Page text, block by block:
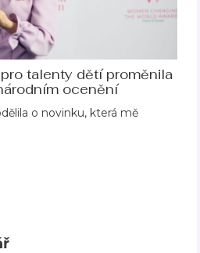
talenty dětí proměnila
ocenění
o novinku, která mě